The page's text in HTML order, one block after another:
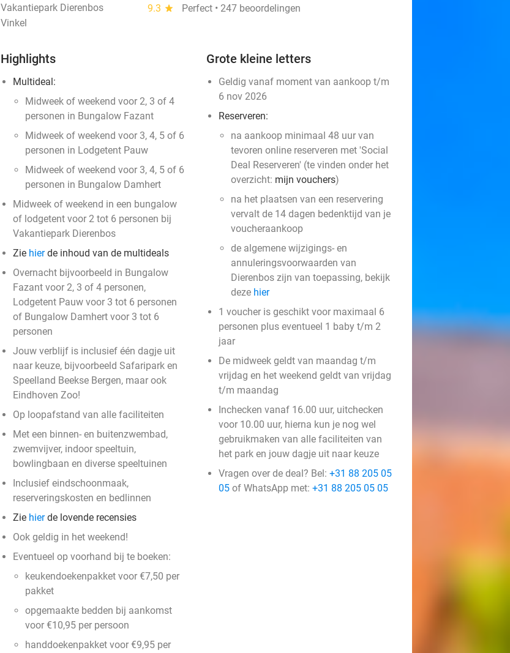
Vakantiepark Dierenbos 9.3 star
Perfect • 247 beoordelingen
Vinkel
Highlights
Multideal:
Midweek of weekend voor 2, 3 of 4
personen in Bungalow Fazant
Midweek of weekend voor 3, 4, 5 of 6
personen in Lodgetent Pauw
Midweek of weekend voor 3, 4, 5 of 6
personen in Bungalow Damhert
Midweek of weekend in een bungalow
of lodgetent voor 2 tot 6 personen bij
Vakantiepark Dierenbos
Zie hierde inhoud van de multideals
Overnacht bijvoorbeeld in Bungalow
Fazant voor 2, 3 of 4 personen,
Lodgetent Pauw voor 3 tot 6 personen
of Bungalow Damhert voor 3 tot 6
personen
Jouw verblijf is inclusief één dagje uit
naar keuze, bijvoorbeeld Safaripark en
Speelland Beekse Bergen, maar ook
Eindhoven Zoo!
Op loopafstand van alle faciliteiten
Met een binnen- en buitenzwembad,
zwemvijver, indoor speeltuin,
bowlingbaan en diverse speeltuinen
Inclusief eindschoonmaak,
reserveringskosten en bedlinnen
Zie hierde lovende recensies
Ook geldig in het weekend!
Eventueel op voorhand bij te boeken:
keukendoekenpakket voor €7,50 per
pakket
opgemaakte bedden bij aankomst
voor €10,95 per persoon
handdoekenpakket voor €9,95 per
Grote kleine letters
Geldig vanaf moment van aankoop t/m
6 nov 2026
Reserveren:
na aankoop minimaal 48 uur van
tevoren online reserveren met 'Social
Deal Reserveren' (te vinden onder het
overzicht: mijn vouchers)
na het plaatsen van een reservering
vervalt de 14 dagen bedenktijd van je
voucheraankoop
de algemene wijzigings- en
annuleringsvoorwaarden van
Dierenbos zijn van toepassing, bekijk
deze hier
1 voucher is geschikt voor maximaal 6
personen plus eventueel 1 baby t/m 2
jaar
De midweek geldt van maandag t/m
vrijdag en het weekend geldt van vrijdag
t/m maandag
Inchecken vanaf 16.00 uur, uitchecken
voor 10.00 uur, hierna kun je nog wel
gebruikmaken van alle faciliteiten van
het park en jouw dagje uit naar keuze
Vragen over de deal? Bel: +31 88 205 05
05 of WhatsApp met: +31 88 205 05 05